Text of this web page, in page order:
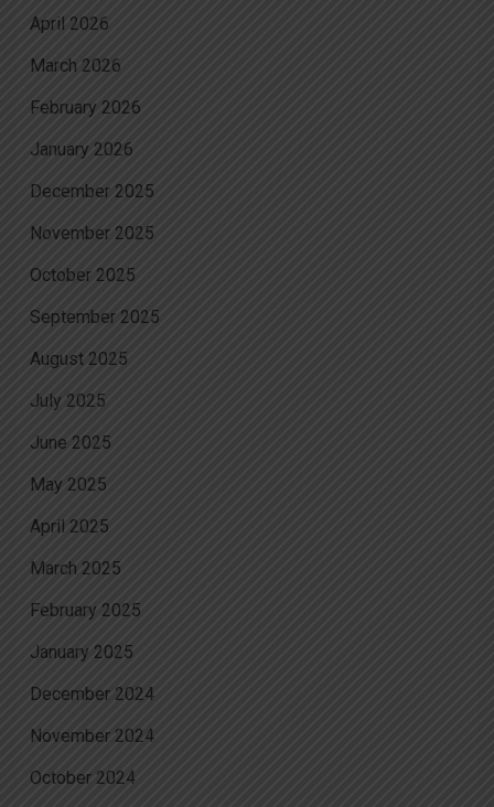
April 2026
March 2026
February 2026
January 2026
December 2025
November 2025
October 2025
September 2025
August 2025
July 2025
June 2025
May 2025
April 2025
March 2025
February 2025
January 2025
December 2024
November 2024
October 2024